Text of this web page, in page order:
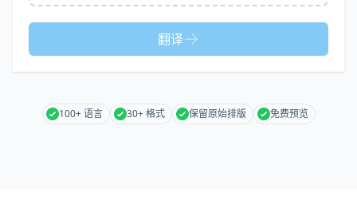
翻译
100+ 语言 30+ 格式 保留原始排版 免费预览